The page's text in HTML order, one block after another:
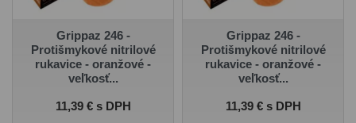
Grippaz 246 -
Protišmykové nitrilové
rukavice - oranžové -
veľkosť...
Cena
11,39 € s DPH
Grippaz 246 -
Protišmykové nitrilové
rukavice - oranžové -
veľkosť...
Cena
11,39 € s DPH